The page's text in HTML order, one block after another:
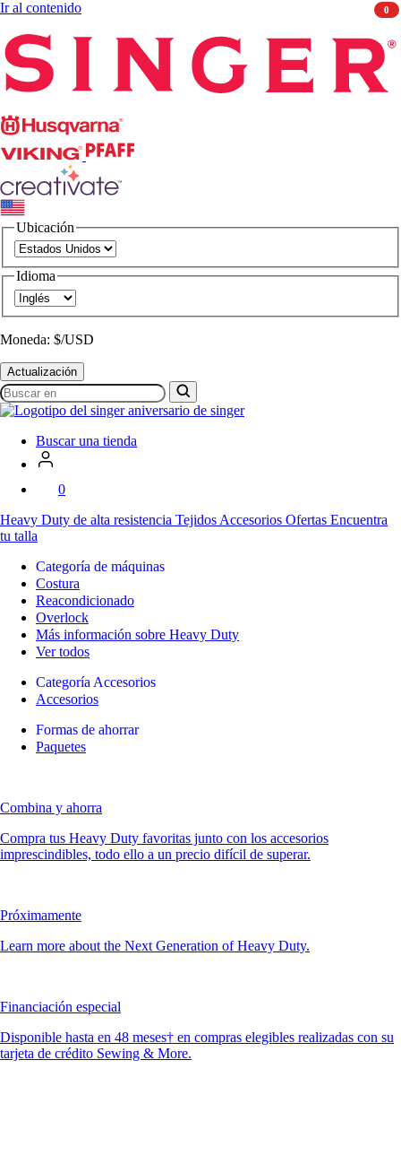
Ir al contenido
Husqvarna
Viking
PFAFF CREATIVATE
Ubicación
Idioma
Moneda: $/USD
Actualización
Buscar
en
SVP
WorldwideBuscar una tienda
0
Heavy Duty de alta resistencia Tejidos Accesorios Ofertas Encuentra
tu talla
Categoría de máquinas
Costura
Reacondicionado
Overlock
Más información sobre Heavy Duty
Ver todos
Categoría Accesorios
Accesorios
Formas de ahorrar
Paquetes
Combina y ahorra
Compra tus Heavy Duty favoritas junto con los accesorios
imprescindibles, todo ello a un precio difícil de superar.
Próximamente
Learn more about the Next Generation of Heavy Duty.
Financiación especial
Disponible hasta en 48 meses† en compras elegibles realizadas con su
tarjeta de crédito Sewing & More.
0